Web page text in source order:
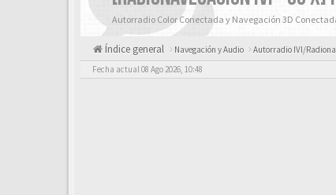
Autorradio Color Conectada y Navegación 3D
Índice general Navegación y Audio Autorradio IVI/
Fecha actual 08 Ago 2026, 10:48